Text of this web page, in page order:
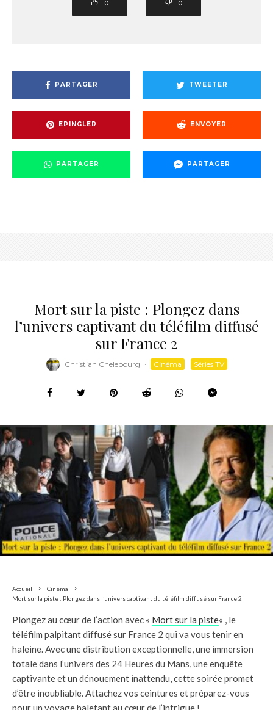
0 0
PARTAGER TWEETER
EPINGLER ENVOYER
PARTAGER PARTAGER
Mort sur la piste : Plongez dans
l’univers captivant du téléfilm diffusé
sur France 2
Christian Chelebourg · Cinéma Séries TV
Accueil
Cinéma
Mort sur la piste : Plongez dans l’univers captivant du téléfilm diffusé sur France 2
Plongez au cœur de l’action avec « Mort sur la piste« , le
téléfilm palpitant diffusé sur France 2 qui va vous tenir en
haleine. Avec une distribution exceptionnelle, une immersion
totale dans l’univers des 24 Heures du Mans, une enquête
captivante et un dénouement inattendu, cette soirée promet
d’être inoubliable. Attachez vos ceintures et préparez-vous
pour un voyage haletant au cœur de l’intrigue !